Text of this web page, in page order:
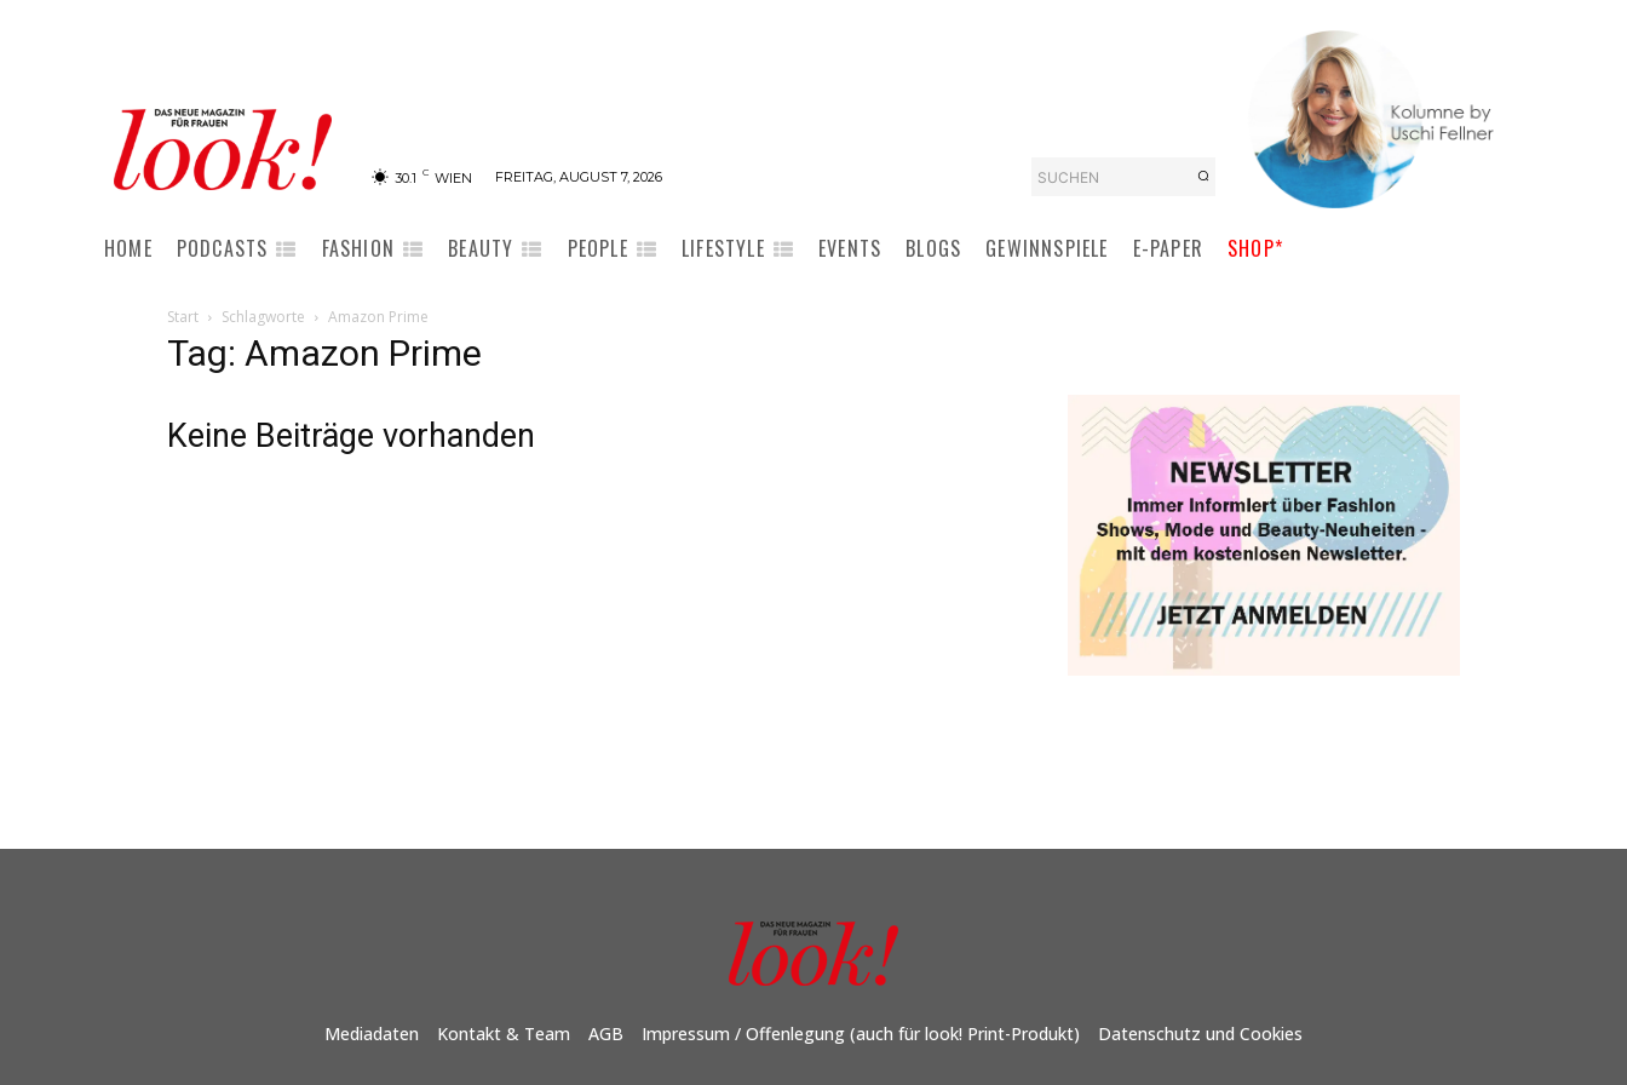
30.1 C WIEN FREITAG, AUGUST 7, 2026 SUCHEN
HOME PODCASTS FASHION BEAUTY PEOPLE LIFESTYLE EVENTS BLOGS GEWINNSPIELE E-PAPER SHOP*
Start Schlagworte Amazon Prime
Tag: Amazon Prime
Keine Beiträge vorhanden
Mediadaten Kontakt & Team AGB Impressum / Offenlegung (auch für look! Print-Produkt) Datenschutz und Cookies